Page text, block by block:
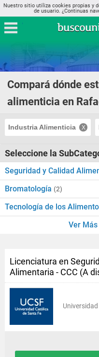
Nuestro sitio utiliza cookies propias y
de usuario. ¿Continuas
Compará dónde
alimenticia en
Industria Alimenticia
Seleccione la
Seguridad y Calidad
Bromatología (2)
Tecnología de los
Ver Más
Licenciatura en
Alimentaria - CCC (A